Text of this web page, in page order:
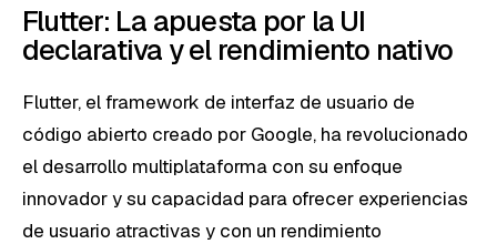
Flutter: La apuesta por la UI
declarativa y el rendimiento nativo
Flutter, el framework de interfaz de usuario de
código abierto creado por Google, ha revolucionado
el desarrollo multiplataforma con su enfoque
innovador y su capacidad para ofrecer experiencias
de usuario atractivas y con un rendimiento